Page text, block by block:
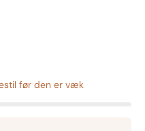
før den er væk